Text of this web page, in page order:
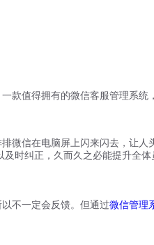
款值得拥有的微信客服管理系
信在电脑屏上闪来闪去，让人
时纠正，久而久之必能提升全体
不一定会反馈。但通过微信管理